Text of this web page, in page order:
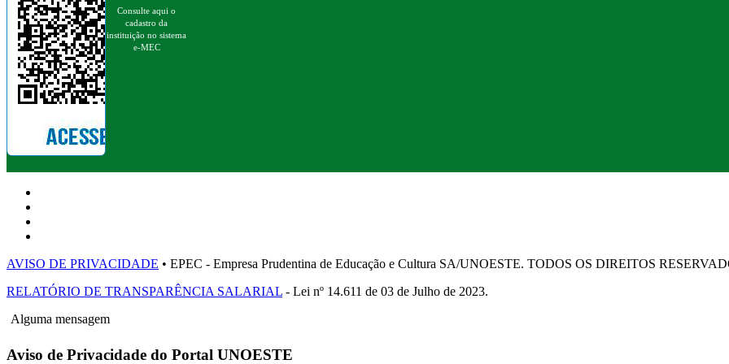
Consulte aqui o
cadastro da
instituição no sistema
e-MEC
AVISO DE PRIVACIDADE • EPEC - Empresa Prudentina de Educação e Cultura SA/UNOESTE. TODOS OS DIREITOS
RELATÓRIO DE TRANSPARÊNCIA SALARIAL - Lei nº 14.611 de 03 de Julho de 2023.
Alguma mensagem
Aviso de Privacidade do Portal UNOESTE